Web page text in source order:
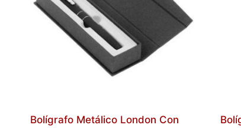
Bolígrafo Metálico London Con